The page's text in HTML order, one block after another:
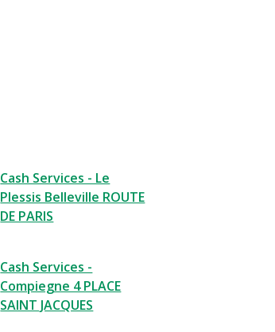
Cash Services - Le
Plessis Belleville ROUTE
DE PARIS
Cash Services -
Compiegne 4 PLACE
SAINT JACQUES